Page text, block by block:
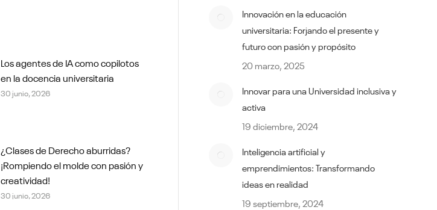
Los agentes de IA como copilotos
en la docencia universitaria
30 junio, 2026
¿Clases de Derecho aburridas?
¡Rompiendo el molde con pasión y
creatividad!
30 junio, 2026
Innovación en la educación
universitaria: Forjando el presente y
futuro con pasión y propósito
20 marzo, 2025
Innovar para una Universidad inclusiva y
activa
19 diciembre, 2024
Inteligencia artificial y
emprendimientos: Transformando
ideas en realidad
19 septiembre, 2024